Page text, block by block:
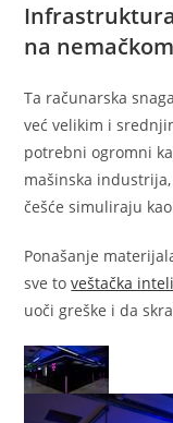
na
Ta računarska
već velikim i
potrebni ogromni
mašinska
češće simuliraju
Ponašanje
sve toveštačka
uoči greške i da